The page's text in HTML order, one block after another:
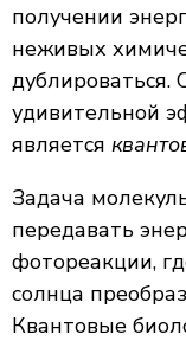
получении
неживых
дублироваться.
удивительной
является
Задача
передавать
фотореакции,
солнца
Квантовые